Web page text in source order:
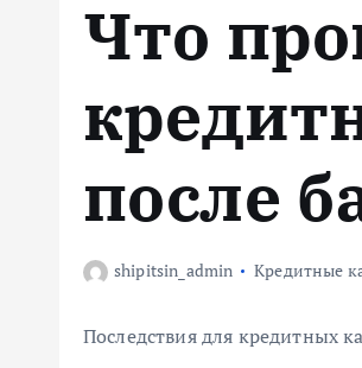
Что
после
shipitsin_admin Кредитные
Последствия для кредитных